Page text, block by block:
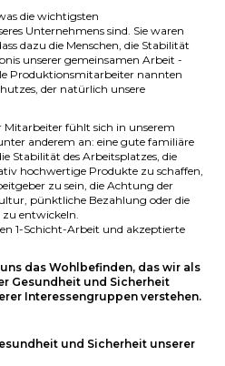
die wichtigsten
Unternehmens sind. Sie waren
dazu die Menschen, die Stabilität
unserer gemeinsamen Arbeit -
Produktionsmitarbeiter nannten
der natürlich unsere
Mitarbeiter fühlt sich in unserem
anderem an: eine gute familiäre
Stabilität des Arbeitsplatzes, die
hochwertige Produkte zu schaffen,
zu sein, die Achtung der
pünktliche Bezahlung oder die
entwickeln.
1-Schicht-Arbeit und akzeptierte
das Wohlbefinden, das wir als
Gesundheit und Sicherheit
Interessengruppen verstehen.
und Sicherheit unserer